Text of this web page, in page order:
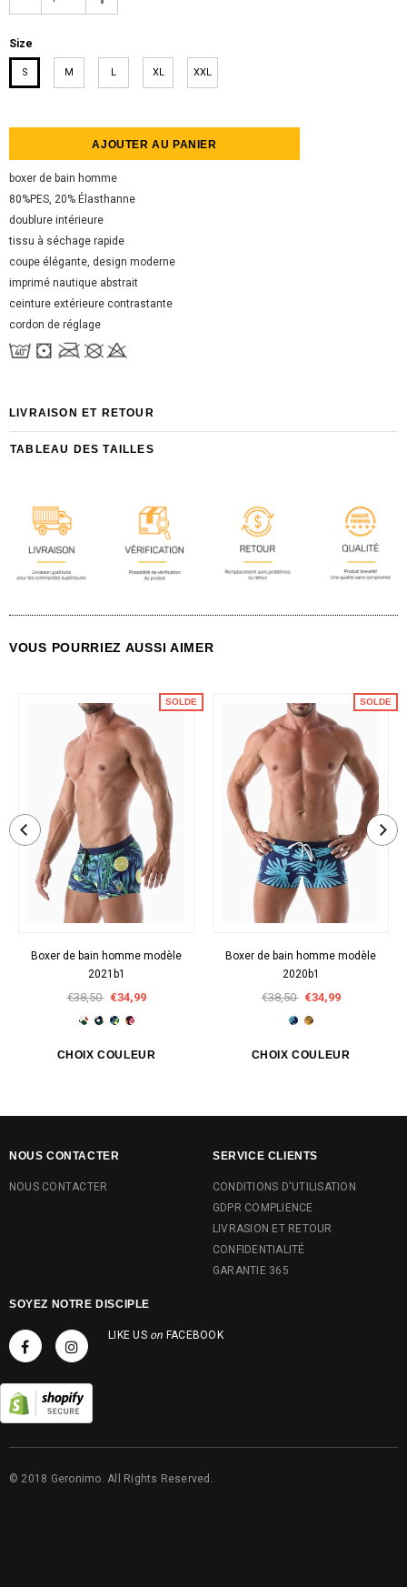
Size
S M L XL XXL
boxer de bain homme
80%PES, 20% Élasthanne
doublure intérieure
tissu à séchage rapide
coupe élégante, design moderne
imprimé nautique abstrait
ceinture extérieure contrastante
cordon de réglage
LIVRAISON ET RETOUR
TABLEAU DES TAILLES
VOUS POURRIEZ AUSSI AIMER
SOLDE
Boxer de bain homme modèle
2021b1
€38,50 €34,99
SOLDE
Boxer de bain homme modèle
2020b1
€38,50 €34,99
NOUS CONTACTER
NOUS CONTACTER
SERVICE CLIENTS
CONDITIONS D'UTILISATION
GDPR COMPLIENCE
LIVRASION ET RETOUR
CONFIDENTIALITÉ
GARANTIE 365
SOYEZ NOTRE DISCIPLE
LIKE US on FACEBOOK
© 2018 Geronimo. All Rights Reserved.